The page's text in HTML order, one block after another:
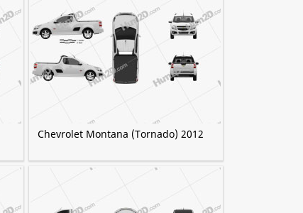
Chevrolet Montana (Tornado) 2012